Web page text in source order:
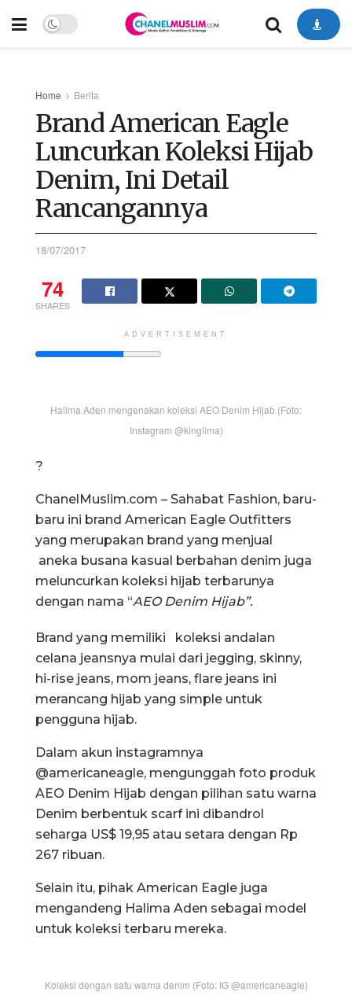
Home Berita
Brand American Eagle
Luncurkan Koleksi Hijab
Denim, Ini Detail
Rancangannya
18/07/2017
74
SHARES
ADVERTISEMENT
Halima Aden mengenakan koleksi AEO Denim Hijab (Foto:
Instagram @kinglima)
?
ChanelMuslim.com – Sahabat Fashion, baru-
baru ini brand American Eagle Outfitters
yang merupakan brand yang menjual
aneka busana kasual berbahan denim juga
meluncurkan koleksi hijab terbarunya
dengan nama “AEO Denim Hijab”.
Brand yang memiliki koleksi andalan
celana jeansnya mulai dari jegging, skinny,
hi-rise jeans, mom jeans, flare jeans ini
merancang hijab yang simple untuk
pengguna hijab.
Dalam akun instagramnya
@americaneagle, mengunggah foto produk
AEO Denim Hijab dengan pilihan satu warna
Denim berbentuk scarf ini dibandrol
seharga US$ 19,95 atau setara dengan Rp
267 ribuan.
Selain itu, pihak American Eagle juga
mengandeng Halima Aden sebagai model
untuk koleksi terbaru mereka.
Koleksi dengan satu warna denim (Foto: IG @americaneagle)